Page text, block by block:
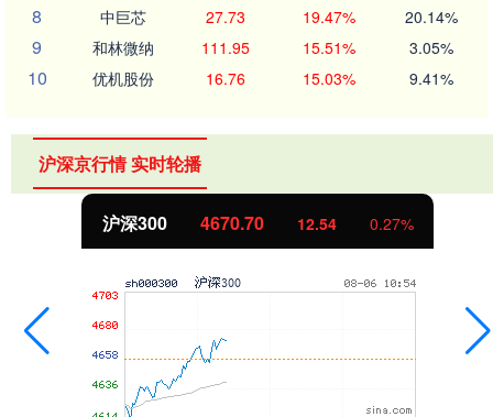
8 中巨芯 27.73 19.47% 20.14%
9 和林微纳 111.95 15.51% 3.05%
10 优机股份 16.76 15.03% 9.41%
沪深京行情 实时轮播
沪深300 4670.70 12.54 0.27%